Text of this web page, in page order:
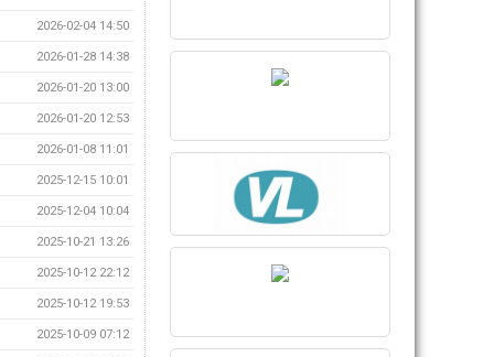
2026-02-04 14:50
2026-01-28 14:38
2026-01-20 13:00
2026-01-20 12:53
2026-01-08 11:01
2025-12-15 10:01
2025-12-04 10:04
2025-10-21 13:26
2025-10-12 22:12
2025-10-12 19:53
2025-10-09 07:12